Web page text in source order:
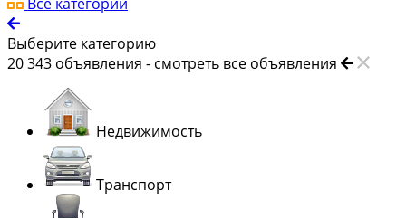
Выберите категорию
20 343 объявления - смотреть все объявления
Недвижимость
Транспорт